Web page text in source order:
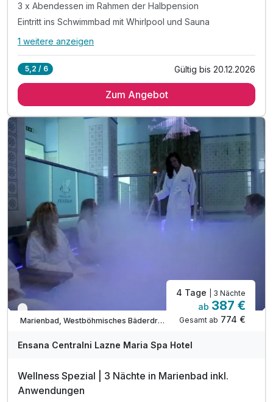
3 x Abendessen im Rahmen der Halbpension
Eintritt ins Schwimmbad mit Whirlpool und Sauna
Alle Inklusivleistungen
3 x reichhaltiges Frühstück vom Buffet
Eintritt ins Schwimmbad mit Whirlpool und Sauna
inkl. WLAN Nutzung im Hotel
1 weitere anzeigen
5,2 / 6 Gültig bis 20.12.2026
Zum Angebot
Verfügbar bis Dezember
Marienbad, Westböhmisches Bäderdreieck
4 Tage | 3 Nächte
ab 387 €
Gesamt ab 774 €
Ensana Centralni Lazne Maria Spa Hotel
Wellness Spezial | 3 Nächte in Marienbad inkl.
Anwendungen